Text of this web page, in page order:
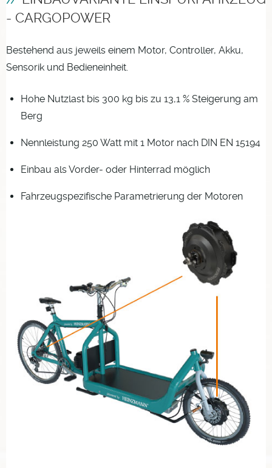
- CARGOPOWER
Bestehend aus jeweils einem Motor, Controller, Akku,
Sensorik und Bedieneinheit.
Hohe Nutzlast bis 300 kg bis zu 13,1 % Steigerung am
Berg
Nennleistung 250 Watt mit 1 Motor nach DIN EN 15194
Einbau als Vorder- oder Hinterrad möglich
Fahrzeugspezifische Parametrierung der Motoren